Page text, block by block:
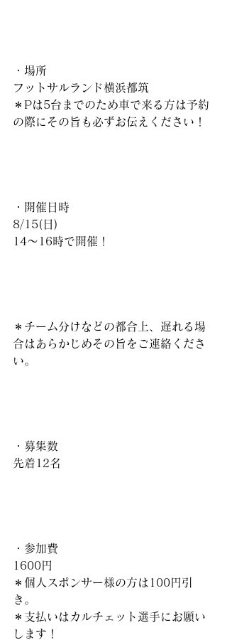
・場所
フットサルランド横浜都筑
＊Pは5台までのため車で来る方は予約
の際にその旨も必ずお伝えください！
・開催日時
8/15(日)
14〜16時で開催！
＊チーム分けなどの都合上、遅れる場
合はあらかじめその旨をご連絡くださ
い。
・募集数
先着12名
・参加費
1600円
＊個人スポンサー様の方は100円引
き。
＊支払いはカルチェット選手にお願い
します！